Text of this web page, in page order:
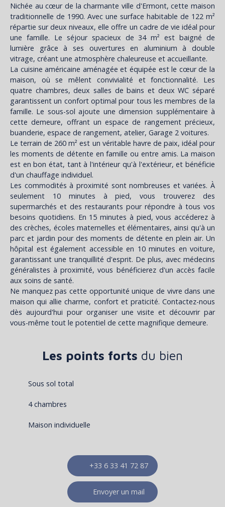
Nichée au cœur de la charmante ville d'Ermont, cette maison
traditionnelle de 1990. Avec une surface habitable de 122 m²
répartie sur deux niveaux, elle offre un cadre de vie idéal pour
une famille. Le séjour spacieux de 34 m² est baigné de
lumière grâce à ses ouvertures en aluminium à double
vitrage, créant une atmosphère chaleureuse et accueillante.
La cuisine américaine aménagée et équipée est le cœur de la
maison, où se mêlent convivialité et fonctionnalité. Les
quatre chambres, deux salles de bains et deux WC séparé
garantissent un confort optimal pour tous les membres de la
famille. Le sous-sol ajoute une dimension supplémentaire à
cette demeure, offrant un espace de rangement précieux,
buanderie, espace de rangement, atelier, Garage 2 voitures.
Le terrain de 260 m² est un véritable havre de paix, idéal pour
les moments de détente en famille ou entre amis. La maison
est en bon état, tant à l'intérieur qu'à l'extérieur, et bénéficie
d'un chauffage individuel.
Les commodités à proximité sont nombreuses et variées. À
seulement 10 minutes à pied, vous trouverez des
supermarchés et des restaurants pour répondre à tous vos
besoins quotidiens. En 15 minutes à pied, vous accéderez à
des crèches, écoles maternelles et élémentaires, ainsi qu'à un
parc et jardin pour des moments de détente en plein air. Un
hôpital est également accessible en 10 minutes en voiture,
garantissant une tranquillité d'esprit. De plus, avec médecins
généralistes à proximité, vous bénéficierez d'un accès facile
aux soins de santé.
Ne manquez pas cette opportunité unique de vivre dans une
maison qui allie charme, confort et praticité. Contactez-nous
dès aujourd'hui pour organiser une visite et découvrir par
vous-même tout le potentiel de cette magnifique demeure.
Les points forts du bien
Sous sol total
4 chambres
Maison individuelle
+33 6 33 41 72 87
Envoyer un mail